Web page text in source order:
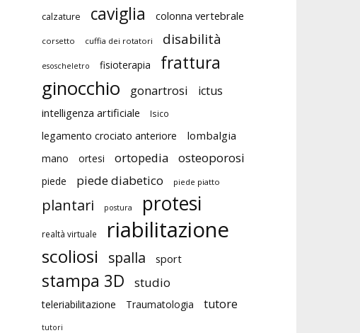
calzature caviglia colonna vertebrale
corsetto cuffia dei rotatori disabilità
esoscheletro fisioterapia frattura
ginocchio gonartrosi ictus
intelligenza artificiale Isico
legamento crociato anteriore lombalgia
mano ortesi ortopedia osteoporosi
piede piede diabetico piede piatto
plantari postura protesi
realtà virtuale riabilitazione
scoliosi spalla sport
stampa 3D studio
teleriabilitazione Traumatologia tutore
tutori